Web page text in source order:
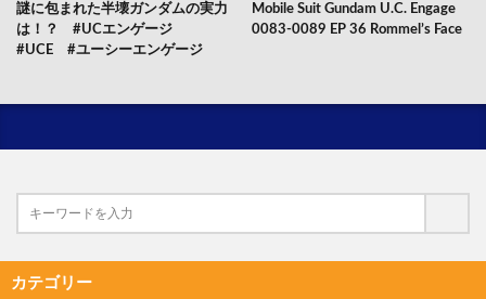
謎に包まれた半壊ガンダムの実力
は！？ #UCエンゲージ
#UCE #ユーシーエンゲージ
Mobile Suit Gundam U.C. Engage
0083-0089 EP 36 Rommel’s Face
カテゴリー